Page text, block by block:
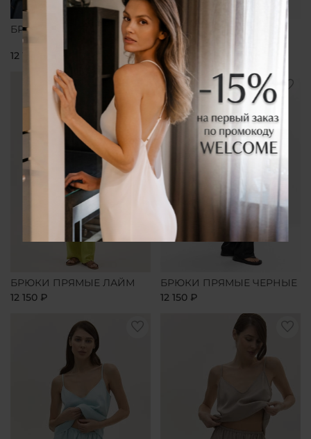
БРЮКИ ПРЯМЫЕ БЕЛЫЕ
12 150 ₽
БРЮКИ ПРЯМЫЕ
РОЗОВЫЕ
12 150 ₽
БРЮКИ ПРЯМЫЕ ЛАЙМ
12 150 ₽
БРЮКИ ПРЯМЫЕ ЧЕРНЫЕ
12 150 ₽